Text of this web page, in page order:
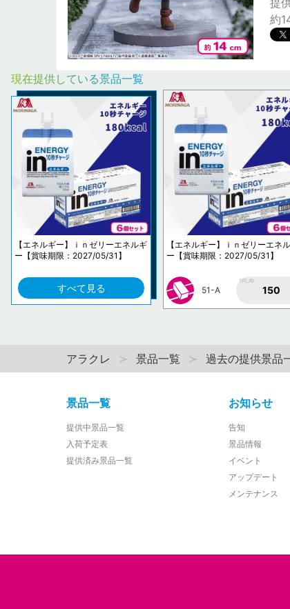
提
約
現在提供している景品一覧
【エネルギー】ｉｎゼリーエネルギ
ー【賞味期限：2027/05/31】
すべて見る
【エネルギー】ｉｎゼリーエネ
ー【賞味期限：2027/05/31】
51-A
1PLAY
150
アラクレ 景品一覧 過去の提供景品
景品一覧
提供中景品一覧
入荷予定表
提供済み景品一覧
お知らせ
告知
景品情報
イベント
アップデート
メンテナンス